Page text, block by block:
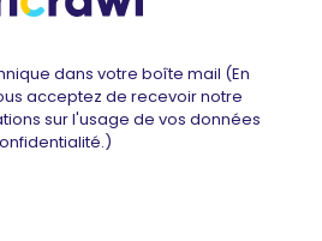
dans votre boîte mail (En
acceptez de recevoir notre
sur l'usage de vos données